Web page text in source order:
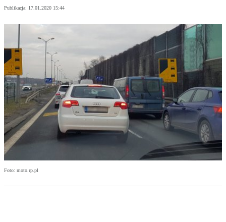
Publikacja: 17.01.2020 15:44
Foto: moto.rp.pl